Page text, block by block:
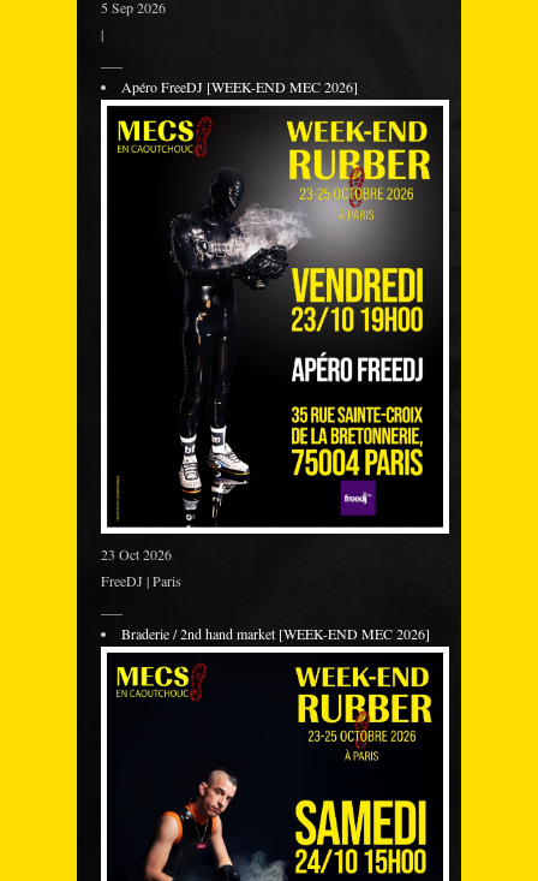
5 Sep 2026
|
Apéro FreeDJ [WEEK-END MEC 2026]
23 Oct 2026
FreeDJ | Paris
Braderie / 2nd hand market [WEEK-END MEC 2026]